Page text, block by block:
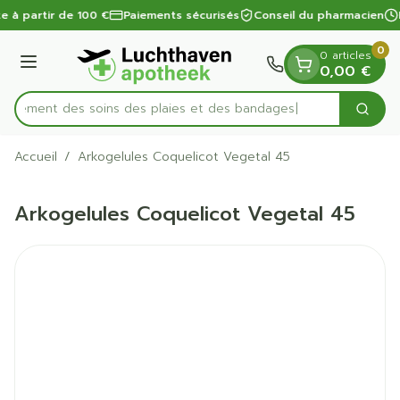
Aller au contenu
1 de 1
à partir de 100 € Paiements sécurisés Conseil du pharmacien
Menu
Rechercherdes soins des plaies et des bandages
0 articles
0,00 €
0
Accueil / Arkogelules Coquelicot Vegetal 45
Arkogelules Coquelicot Vegetal 45